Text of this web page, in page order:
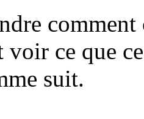
voir ce que
suit.